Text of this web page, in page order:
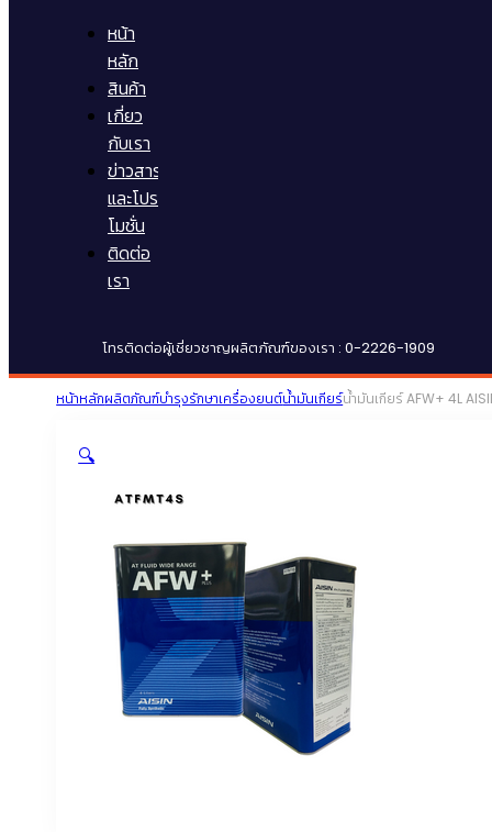
หน้า
หลัก
สินค้า
เกี่ยว
กับเรา
ข่าวสาร
และโปร
โมชั่น
ติดต่อ
เรา
โทรติดต่อผู้เชี่ยวชาญผลิตภัณฑ์ของเรา : 0-2226-1909
หน้าหลักผลิตภัณฑ์บำรุงรักษาเครื่องยนต์น้ำมันเกียร์น้ำมันเกียร์ AFW+ 4L
🔍